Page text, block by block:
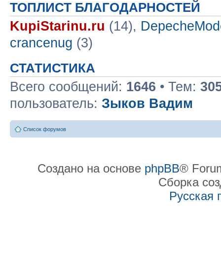
ТОПЛИСТ БЛАГОДАРНОСТЕЙ
KupiStarinu.ru (14),
crancenug (3)
СТАТИСТИКА
Всего сообщений: 1646 • Тем:
пользователь: Зыков Вадим
Список форумов
Создано на основе phpBB®
Сборка
Русская